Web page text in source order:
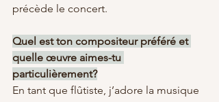
précède le concert.
Quel est ton compositeur préféré et
quelle œuvre aimes-tu
particulièrement?
En tant que flûtiste, j’adore la musique